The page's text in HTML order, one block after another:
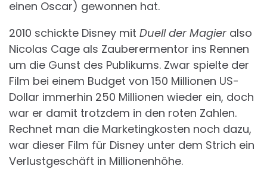
einen Oscar) gewonnen hat.
2010 schickte Disney mit Duell der Magier also
Nicolas Cage als Zauberermentor ins Rennen
um die Gunst des Publikums. Zwar spielte der
Film bei einem Budget von 150 Millionen US-
Dollar immerhin 250 Millionen wieder ein, doch
war er damit trotzdem in den roten Zahlen.
Rechnet man die Marketingkosten noch dazu,
war dieser Film für Disney unter dem Strich ein
Verlustgeschäft in Millionenhöhe.